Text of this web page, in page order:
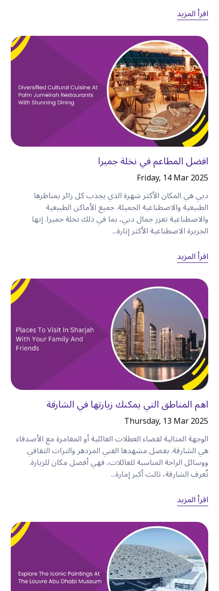
•التنقلات المتعددة.
التأخيرات غير الضرورية في السفر.
وهذا يعني مزيدًا من الوقت للاستمتاع بدبي، ووقتًا أقل
في الوصول إلى الأماكن.
خيار مثالي للمسافرين من رجال الأعمال
المقيمين فيالكرامة
تعد كرامة أيضًا موقعًا مناسبًا للمهنيين الذين يحضرون
اجتماعات في أنحاء دبي.
تسهل السيارة المستأجرة التنقل بين
•بيزنس باي.
•مركز دبي المالي العالمي.
•مدينة دبي للرعاية الصحية.
•مركز دبي التجاري العالمي.
•القوز.
بدلاً من ترتيب وسائل النقل قبل كل اجتماع، يمكنك
إدارة جدولك الزمني بنفسك بثقة
اختر سيارة تناسب رحلتك
لكل مسافر احتياجات مختلفة
السيارات الاقتصادية
مثالية لـ:
•المسافرون بمفردهم.
•الأزواج.
•الزوار المهتمون بالميزانية.
سيارات السيدان
مثالية لـ:
•رحلات العمل.
•العائلات الصغيرة.
•القيادة المريحة داخل المدينة.
سيارات الدفع الرباعي
موصى بها لـ
•العائلات.
•رحلات الطرق الطويلة.
• الأمتعة الكبيرة.
تقدم كويك ليزفئات متعددة من المركبات حتى يتمكن
العملاء من اختيار الخيار الأنسب لخطط سفرهم وحجم
مجموعتهم وميزانيتهم.
اقرأ المزيد
افضل المطاعم في نخلة جميرا
Friday, 14 Mar 2025
دبي هي المكان الأكثر شهرة الذي يجذب كل زائر بمناظرها
الطبيعية والاصطناعية الجميلة. جميع الأماكن الطبيعية
والاصطناعية تعزز جمال دبي، بما في ذلك نخلة جميرا. إنها
الجزيرة الاصطناعية الأكثر إثارة...
اقرأ المزيد
اهم المناطق التي يمكنك زيارتها في الشارقة
Thursday, 13 Mar 2025
الوجهة المثالية لقضاء العطلات العائلية أو المغامرة مع الأصدقاء
هي الشارقة. بفضل مشهدها الفني المزدهر والتراث الثقافي
ووسائل الراحة المناسبة للعائلات، فهي أفضل مكان للزيارة.
تُعرف الشارقة، ثالث أكبر إمارة...
اقرأ المزيد